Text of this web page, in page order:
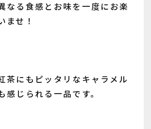
なる食感とお味を一度にお楽
ませ！
茶にもピッタリなキャラメル
感じられる一品です。